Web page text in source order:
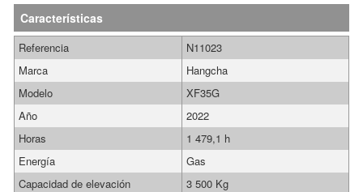
Características
Referencia
N11023
Marca
Hangcha
Modelo
XF35G
Año
2022
Horas
1 479,1 h
Energía
Gas
Capacidad de elevación
3 500 Kg